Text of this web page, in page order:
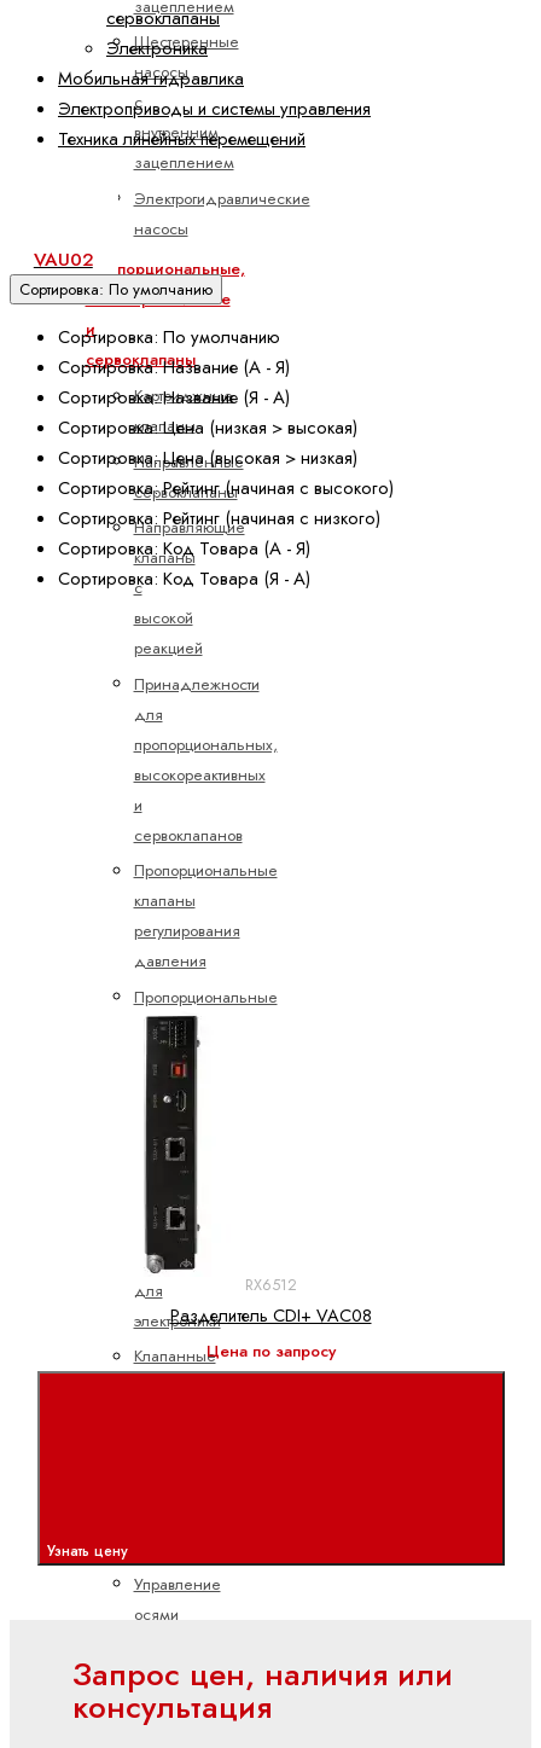
зацеплением
Шестеренные
насосы
с
внутренним
зацеплением
Электрогидравлические
насосы
Пропорциональные,
высокореактивные
и
сервоклапаны
Картриджные
клапаны
Направленные
сервоклапаны
Направляющие
клапаны
с
высокой
реакцией
Принадлежности
для
пропорциональных,
высокореактивных
и
сервоклапанов
Пропорциональные
клапаны
регулирования
давления
Пропорциональные
клапаны
управления
потоком
Пропорциональные
распределительные
Электроника
Аксессуары
для
электроники
Клапанные
Управление
осями
Мобильная гидравлика
Насосы
сервоклапаны
Электроника
Мобильная гидравлика
Электроприводы и системы управления
Техника линейных перемещений
VAU02
Сортировка: По умолчанию
Сортировка: По умолчанию
Сортировка: Название (А - Я)
Сортировка: Название (Я - А)
Сортировка: Цена (низкая > высокая)
Сортировка: Цена (высокая > низкая)
Сортировка: Рейтинг (начиная с высокого)
Сортировка: Рейтинг (начиная с низкого)
Сортировка: Код Товара (А - Я)
Сортировка: Код Товара (Я - А)
RX6512
Разделитель CDI+ VAC08
Цена по запросу
Узнать цену
Запрос цен, наличия или
консультация